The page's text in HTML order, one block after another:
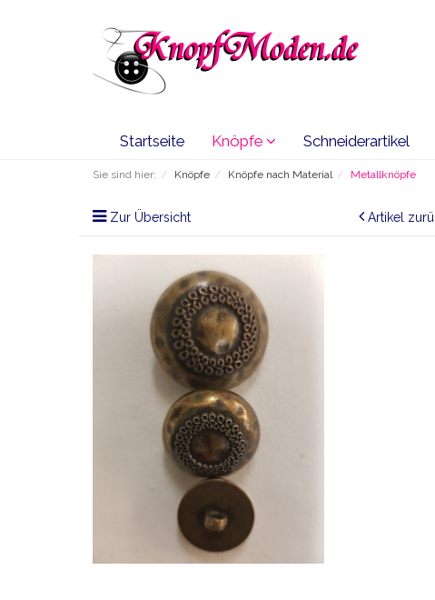
Startseite Knöpfe Schneiderartikel
Sie sind hier: Knöpfe Knöpfe nach Material Metallknöpfe
Zur Übersicht Artikel